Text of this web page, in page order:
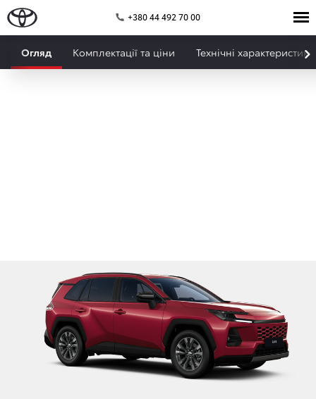
+380 44 492 70 00
Огляд Комплектації та ціни Технічні характеристики